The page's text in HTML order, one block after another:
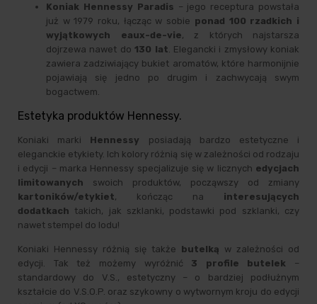
Koniak Hennessy Paradis – jego receptura powstała
już w 1979 roku, łącząc w sobie ponad 100 rzadkich i
wyjątkowych eaux-de-vie, z których najstarsza
dojrzewa nawet do130 lat . Elegancki i zmysłowy koniak
zawiera zadziwiający bukiet aromatów, które harmonijnie
pojawiają się jedno po drugim i zachwycają swym
bogactwem.
Estetyka produktów Hennessy.
Koniaki marki Hennessy posiadają bardzo estetyczne i
eleganckie etykiety. Ich kolory różnią się w zależności od rodzaju
i edycji – marka Hennessy specjalizuje się w licznych edycjach
limitowanych swoich produktów, począwszy od zmiany
kartoników/etykiet, kończąc na interesujących
dodatkach takich, jak szklanki, podstawki pod szklanki, czy
nawet stempel do lodu!
Koniaki Hennessy różnią się także butelką w zależności od
edycji. Tak też możemy wyróżnić 3 profile butelek –
standardowy do V.S., estetyczny – o bardziej podłużnym
kształcie do V.S.O.P. oraz szykowny o wytwornym kroju do edycji